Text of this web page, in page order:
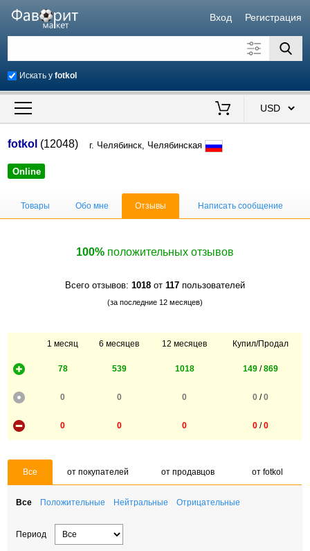
Вход Регистрация
Искать уfotkol
Искать также в описании
Продавец
fotkol (12048) г. Челябинск, Челябинская
Online
Товары Обо мне Отзывы Написать сообщение
100% положительных отзывов
Всего отзывов: 1018 от 117 пользователей
(за последние 12 месяцев)
1 месяц 6 месяцев 12 месяцев Купил/Продал
78 539 1018 149/869
0 0 0 0/0
0 0 0 0/0
Все от покупателей от продавцов от fotkol
Все Положительные Нейтральные Отрицательные
Период